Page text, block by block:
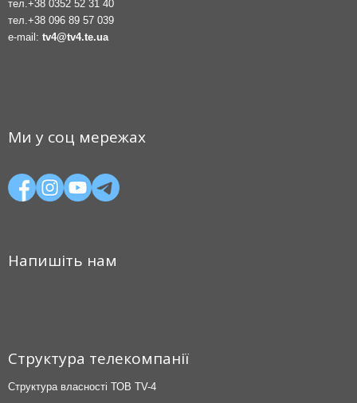
тел. +38 0352 52 31 40
тел. +38 096 89 57 039
e-mail: tv4@tv4.te.ua
Ми у соц мережах
Напишіть нам
Структура телекомпанії
Структура власності ТОВ TV-4